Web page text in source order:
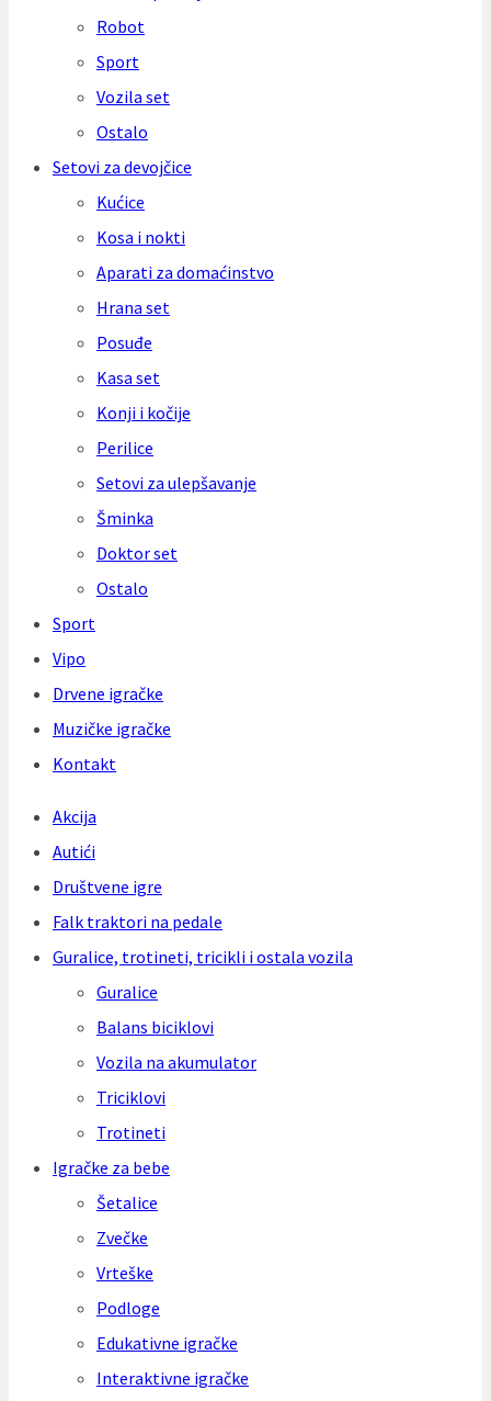
Robot
Sport
Vozila set
Ostalo
Setovi za devojčice
Kućice
Kosa i nokti
Aparati za domaćinstvo
Hrana set
Posuđe
Kasa set
Konji i kočije
Perilice
Setovi za ulepšavanje
Šminka
Doktor set
Ostalo
Sport
Vipo
Drvene igračke
Muzičke igračke
Kontakt
Akcija
Autići
Društvene igre
Falk traktori na pedale
Guralice, trotineti, tricikli i ostala vozila
Guralice
Balans biciklovi
Vozila na akumulator
Triciklovi
Trotineti
Igračke za bebe
Šetalice
Zvečke
Vrteške
Podloge
Edukativne igračke
Interaktivne igračke